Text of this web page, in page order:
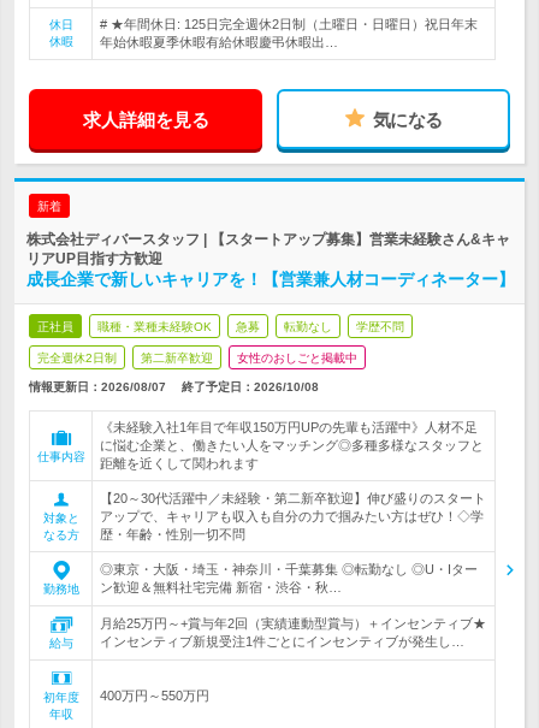
休日
休暇
# ★年間休日: 125日完全週休2日制（土曜日・日曜日）祝日年末
年始休暇夏季休暇有給休暇慶弔休暇出…
求人詳細を見る 気になる
新着
株式会社ディバースタッフ | 【スタートアップ募集】営業未経験さん&キャ
リアUP目指す方歓迎
成長企業で新しいキャリアを！【営業兼人材コーディネーター】
正社員 職種・業種未経験OK 急募 転勤なし 学歴不問
完全週休2日制 第二新卒歓迎 女性のおしごと掲載中
情報更新日：2026/08/07 終了予定日： 2026/10/08
仕事内容
《未経験入社1年目で年収150万円UPの先輩も活躍中》人材不足
に悩む企業と、働きたい人をマッチング◎多種多様なスタッフと
距離を近くして関われます
対象と
なる方
【20～30代活躍中／未経験・第二新卒歓迎】伸び盛りのスタート
アップで、キャリアも収入も自分の力で掴みたい方はぜひ！◇学
歴・年齢・性別一切不問
勤務地
◎東京・大阪・埼玉・神奈川・千葉募集 ◎転勤なし ◎U・Iター
ン歓迎＆無料社宅完備 新宿・渋谷・秋…
給与
月給25万円～+賞与年2回（実績連動型賞与）＋インセンティブ★
インセンティブ新規受注1件ごとにインセンティブが発生し…
初年度
年収
400万円～550万円